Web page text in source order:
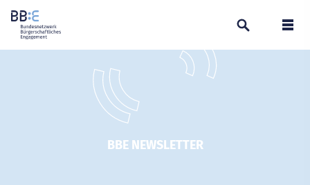
Suchen
BBE NEWSLETTER